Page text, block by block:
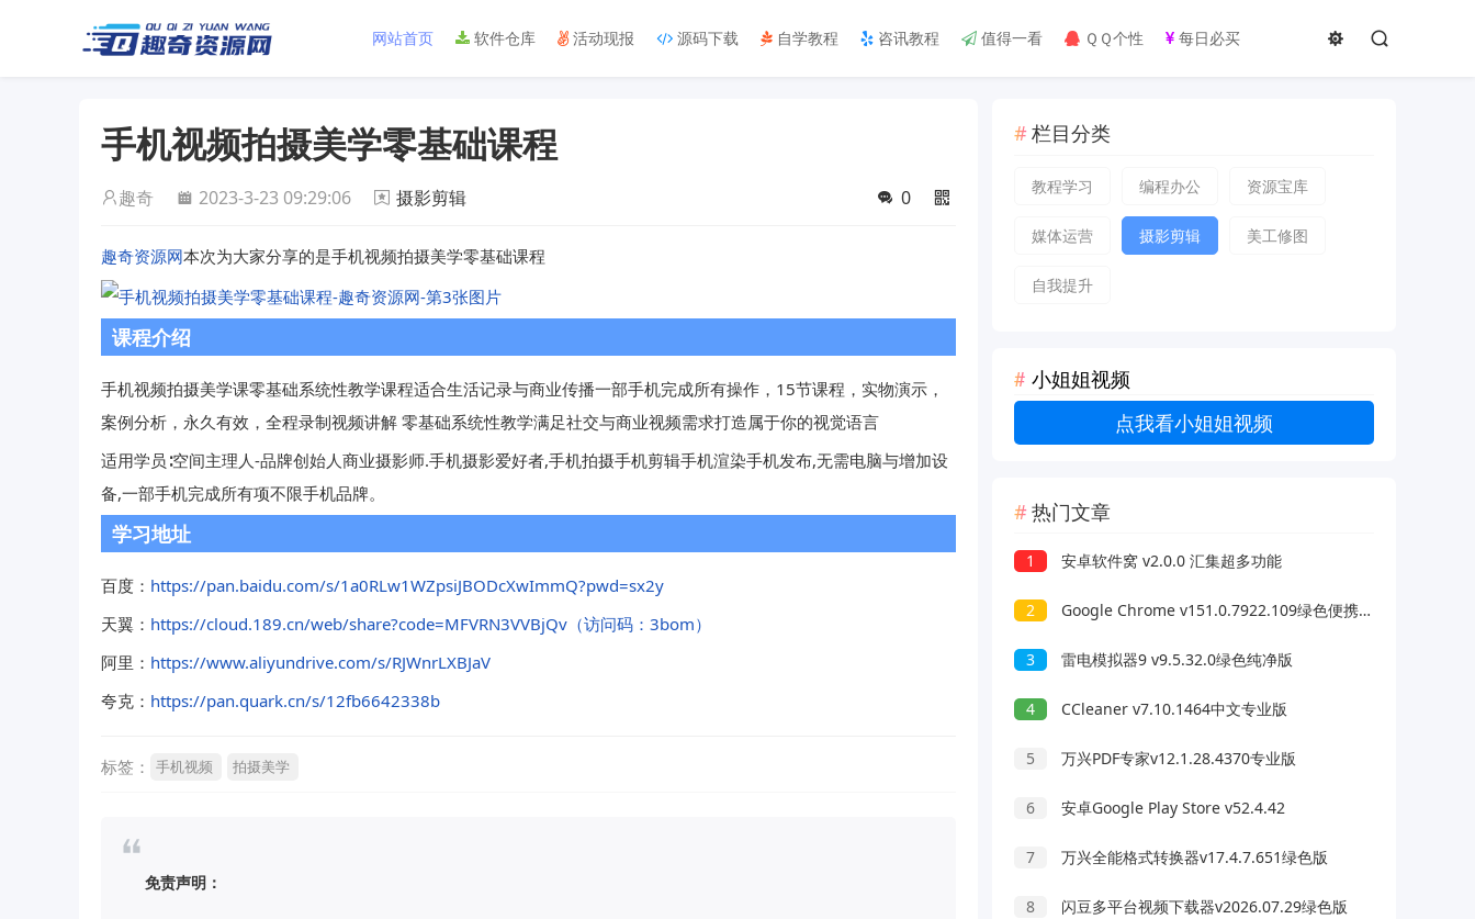
网站首页 软件仓库 活动现报 源码下载 自学教程 咨讯教程 值得一看 ＱＱ个性 每日必买
手机视频拍摄美学零基础课程
趣奇 2023-3-23 09:29:06 摄影剪辑 0
趣奇资源网本次为大家分享的是手机视频拍摄美学零基础课程
课程介绍
手机视频拍摄美学课零基础系统性教学课程适合生活记录与商业传播一部手机完成所有操作，15节课程，实物演示，
案例分析，永久有效，全程录制视频讲解 零基础系统性教学满足社交与商业视频需求打造属于你的视觉语言
适用学员∶空间主理人-品牌创始人商业摄影师.手机摄影爱好者,手机拍摄手机剪辑手机渲染手机发布,无需电脑与增加设
备,一部手机完成所有项不限手机品牌。
学习地址
百度： https://pan.baidu.com/s/1a0RLw1WZpsiJBODcXwImmQ?pwd=sx2y
天翼： https://cloud.189.cn/web/share?code=MFVRN3VVBjQv（访问码：3bom）
阿里： https://www.aliyundrive.com/s/RJWnrLXBJaV
夸克： https://pan.quark.cn/s/12fb6642338b
标签： 手机视频 拍摄美学
免责声明：
栏目分类
教程学习 编程办公 资源宝库
媒体运营 摄影剪辑 美工修图
自我提升
小姐姐视频
点我看小姐姐视频
热门文章
1 安卓软件窝 v2.0.0 汇集超多功能
2 Google Chrome v151.0.7922.109绿色便携版
3 雷电模拟器9 v9.5.32.0绿色纯净版
4 CCleaner v7.10.1464中文专业版
5 万兴PDF专家v12.1.28.4370专业版
6 安卓Google Play Store v52.4.42
7 万兴全能格式转换器v17.4.7.651绿色版
8 闪豆多平台视频下载器v2026.07.29绿色版